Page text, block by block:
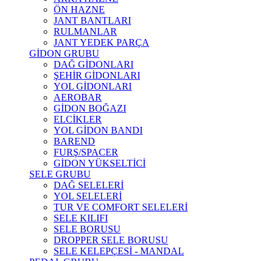
ÖN HAZNE
JANT BANTLARI
RULMANLAR
JANT YEDEK PARÇA
GİDON GRUBU
DAĞ GİDONLARI
ŞEHİR GİDONLARI
YOL GİDONLARI
AEROBAR
GİDON BOĞAZI
ELCİKLER
YOL GİDON BANDI
BAREND
FURŞ/SPACER
GİDON YÜKSELTİCİ
SELE GRUBU
DAĞ SELELERİ
YOL SELELERİ
TUR VE COMFORT SELELERİ
SELE KILIFI
SELE BORUSU
DROPPER SELE BORUSU
SELE KELEPÇESİ - MANDAL